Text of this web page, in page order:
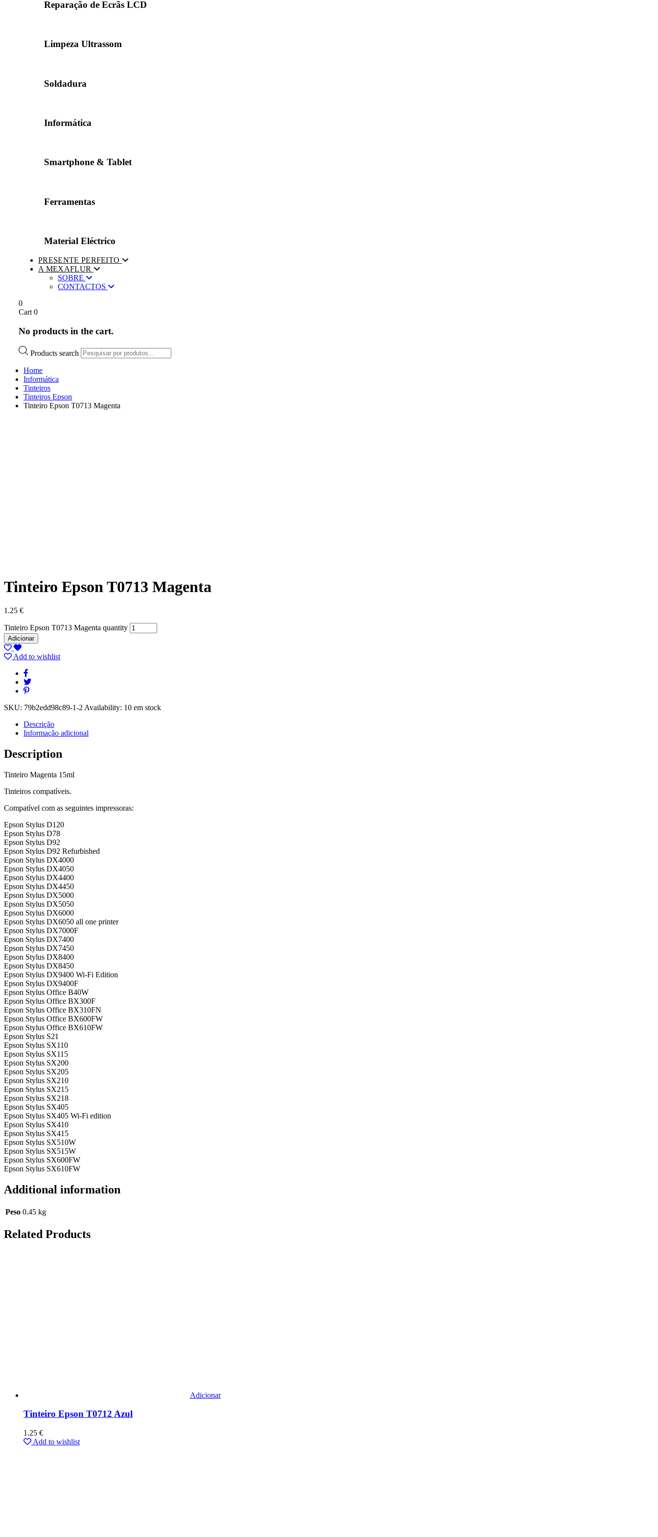
Reparação de Ecrãs LCD
Limpeza Ultrassom
Soldadura
Informática
Smartphone & Tablet
Ferramentas
Material Eléctrico
PRESENTE PERFEITO
A MEXAFLUR
SOBRE
CONTACTOS
0
Cart 0
No products in the cart.
Products search
Home
Informática
Tinteiros
Tinteiros Epson
Tinteiro Epson T0713 Magenta
Tinteiro Epson T0713 Magenta
1.25 €
Tinteiro Epson T0713 Magenta quantity
Adicionar
Add to wishlist
SKU: 79b2edd98c89-1-2 Availability: 10 em stock
Descrição
Informação adicional
Description
Tinteiro Magenta 15ml
Tinteiros compatíveis.
Compatível com as seguintes impressoras:
Epson Stylus D120
Epson Stylus D78
Epson Stylus D92
Epson Stylus D92 Refurbished
Epson Stylus DX4000
Epson Stylus DX4050
Epson Stylus DX4400
Epson Stylus DX4450
Epson Stylus DX5000
Epson Stylus DX5050
Epson Stylus DX6000
Epson Stylus DX6050 all one printer
Epson Stylus DX7000F
Epson Stylus DX7400
Epson Stylus DX7450
Epson Stylus DX8400
Epson Stylus DX8450
Epson Stylus DX9400 Wi-Fi Edition
Epson Stylus DX9400F
Epson Stylus Office B40W
Epson Stylus Office BX300F
Epson Stylus Office BX310FN
Epson Stylus Office BX600FW
Epson Stylus Office BX610FW
Epson Stylus S21
Epson Stylus SX110
Epson Stylus SX115
Epson Stylus SX200
Epson Stylus SX205
Epson Stylus SX210
Epson Stylus SX215
Epson Stylus SX218
Epson Stylus SX405
Epson Stylus SX405 Wi-Fi edition
Epson Stylus SX410
Epson Stylus SX415
Epson Stylus SX510W
Epson Stylus SX515W
Epson Stylus SX600FW
Epson Stylus SX610FW
Additional information
Peso 0.45 kg
Related Products
Adicionar
Tinteiro Epson T0712 Azul
1.25 €
Add to wishlist